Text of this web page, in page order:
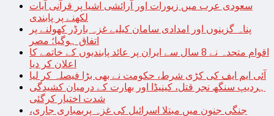
سعودی عرب میں زیورات اور آرائشی اشیا پر قرآنی آیات
لکھنے پر پابندی
پناہ گزینوں اور امدادی سامان کیلیے غزہ بارڈر کھولنے پر
اتفاق ہوگیا؛ مصر
اقوام متحدہ نے 8 سال سے ایران پر عائد پابندیوں کے خاتمے کا
اعلان کر دیا
آئی ایم ایف کی کڑی شرط، حکومت نے بھی بڑا فیصلہ کر لیا
ہردیپ سنگھ نجر قتل، کینیڈا اور بھارت کے درمیان کشیدگی
شدت اختیار کرگئی
جنگی جنون میں مبتلا اسرائیل کی غزہ پربمباری جاری،